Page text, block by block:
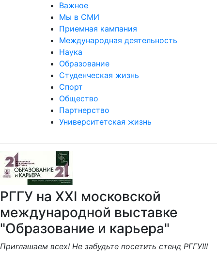
Важное
Мы в СМИ
Приемная кампания
Международная деятельность
Наука
Образование
Студенческая жизнь
Спорт
Общество
Партнерство
Университетская жизнь
РГГУ на XXI московской
международной выставке
"Образование и карьера"
Приглашаем всех! Не забудьте посетить стенд РГГУ!!!